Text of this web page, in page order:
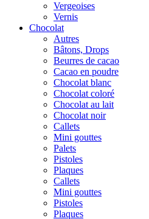
Vergeoises
Vernis
Chocolat
Autres
Bâtons, Drops
Beurres de cacao
Cacao en poudre
Chocolat blanc
Chocolat coloré
Chocolat au lait
Chocolat noir
Callets
Mini gouttes
Palets
Pistoles
Plaques
Callets
Mini gouttes
Pistoles
Plaques